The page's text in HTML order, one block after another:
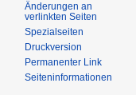
Änderungen an
verlinkten Seiten
Spezialseiten
Druckversion
Permanenter Link
Seiten­informationen